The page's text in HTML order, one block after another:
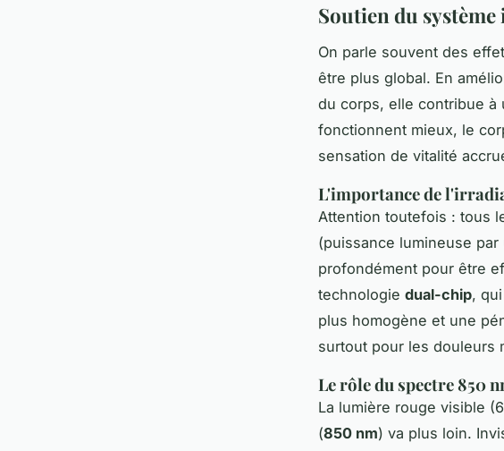
Soutien du
On parle souvent des
être plus global. En
du corps, elle contribue à
fonctionnent mieux, le
sensation de vitalité
L'importance de
Attention toutefois : tous
(puissance lumineuse
profondément pour être
technologie dual-chip,
plus homogène et une
surtout pour les douleurs
Le rôle du spectre 850
La lumière rouge visible
(850 nm) va plus loin.